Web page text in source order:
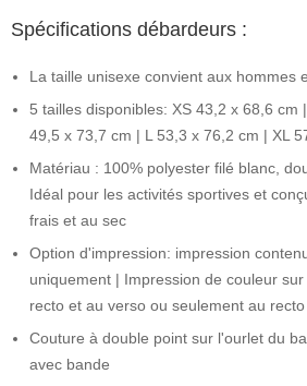
Spécifications débardeurs :
La taille unisexe convient aux hommes
5 tailles disponibles: XS 43,2 x 68,6 cm
49,5 x 73,7 cm | L 53,3 x 76,2 cm | XL
Matériau : 100% polyester filé blanc,
Idéal pour les activités sportives et
frais et au sec
Option d'impression: impression
uniquement | Impression de couleur
recto et au verso ou seulement au recto
Couture à double point sur l'ourlet du
avec bande